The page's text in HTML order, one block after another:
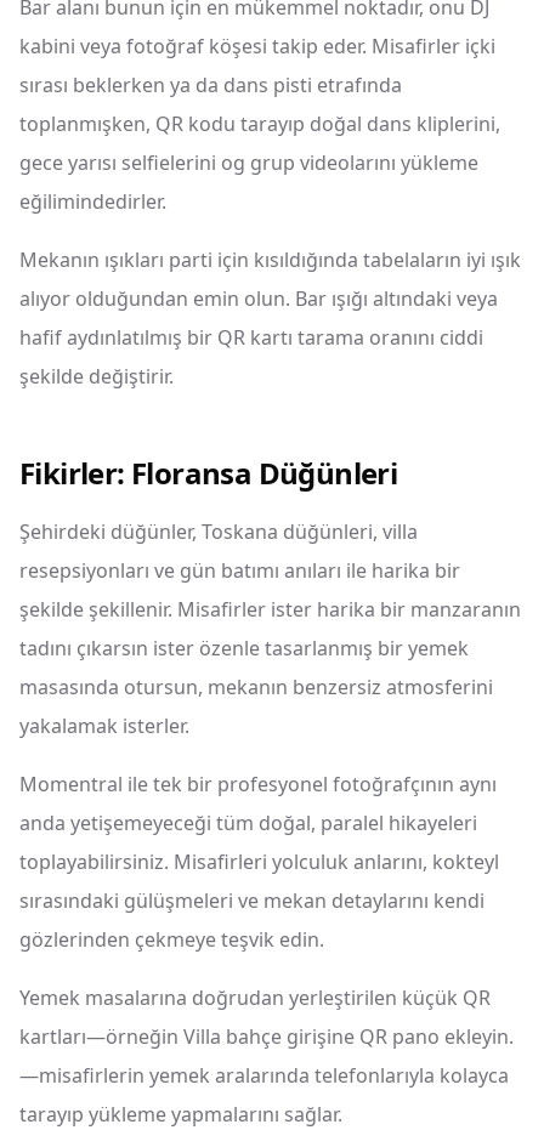
Bar alanı bunun için en mükemmel noktadır, onu DJ
kabini veya fotoğraf köşesi takip eder. Misafirler içki
sırası beklerken ya da dans pisti etrafında
toplanmışken, QR kodu tarayıp doğal dans kliplerini,
gece yarısı selfielerini og grup videolarını yükleme
eğilimindedirler.
Mekanın ışıkları parti için kısıldığında tabelaların iyi ışık
alıyor olduğundan emin olun. Bar ışığı altındaki veya
hafif aydınlatılmış bir QR kartı tarama oranını ciddi
şekilde değiştirir.
Fikirler: Floransa Düğünleri
Şehirdeki düğünler, Toskana düğünleri, villa
resepsiyonları ve gün batımı anıları ile harika bir
şekilde şekillenir. Misafirler ister harika bir manzaranın
tadını çıkarsın ister özenle tasarlanmış bir yemek
masasında otursun, mekanın benzersiz atmosferini
yakalamak isterler.
Momentral ile tek bir profesyonel fotoğrafçının aynı
anda yetişemeyeceği tüm doğal, paralel hikayeleri
toplayabilirsiniz. Misafirleri yolculuk anlarını, kokteyl
sırasındaki gülüşmeleri ve mekan detaylarını kendi
gözlerinden çekmeye teşvik edin.
Yemek masalarına doğrudan yerleştirilen küçük QR
kartları—örneğin Villa bahçe girişine QR pano ekleyin.
—misafirlerin yemek aralarında telefonlarıyla kolayca
tarayıp yükleme yapmalarını sağlar.